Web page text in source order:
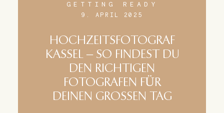
GETTING READY
9. APRIL 2025
HOCHZEITSFOTOGRAF
KASSEL – SO FINDEST DU
DEN RICHTIGEN
FOTOGRAFEN FÜR
DEINEN GROSSEN TAG